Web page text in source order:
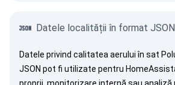
Datele localității în format JSON
Datele privind calitatea aerului în sat
JSON pot fi utilizate pentru